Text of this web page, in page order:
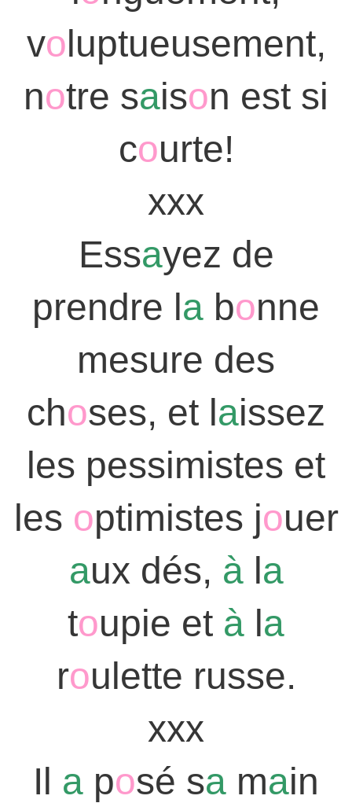
voluptueusement,
notre saison est si
courte!
xxx
Essayez de
prendre la bonne
mesure des
choses, et laissez
les pessimistes et
les optimistes jouer
aux dés, àla
toupie et à la
roulette russe.
xxx
Il a posé sa main